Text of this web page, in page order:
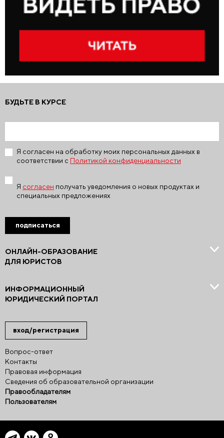
вход/регистрация
Вопрос-ответ
Контакты
Правовая информация
Сведения об образовательной организации
Правообладателям
Пользователям
ОНЛАЙН-ОБРАЗОВАНИЕ
ДЛЯ ЮРИСТОВ
ИНФОРМАЦИОННЫЙ
ЮРИДИЧЕСКИЙ ПОРТАЛ
БУДЬТЕ В КУРСЕ
Я согласен на обработку моих персональных данных в
соответствии с Политикой конфиденциальности
Я согласен получать уведомления о новых продуктах и
специальных предложениях
подписаться